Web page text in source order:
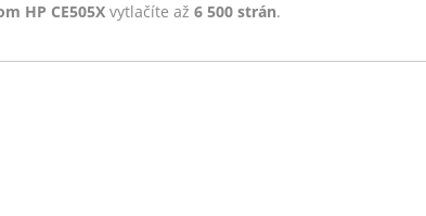
HP CE505X vytlačíte až 6 500 strán.